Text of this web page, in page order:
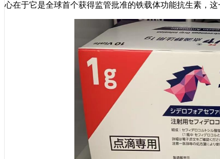
心在于它是全球首个获得监管批准的铁载体功能抗生素，